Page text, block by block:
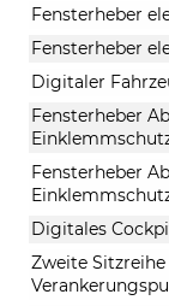
Fensterheber
Fensterheber
Digitaler
Fensterheber
Fensterheber
Digitales
Zweite